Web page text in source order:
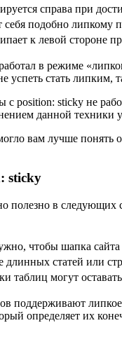
справа при
себя подобно липкому
к левой стороне
в режиме
успеть стать липким,
с position: sticky не
данной техники
вам лучше
sticky
полезно в следующих
чтобы шапка сайта
длинных статей или
таблиц могут
поддерживают
определяет их